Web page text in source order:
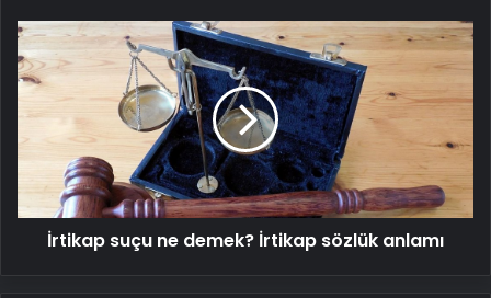
İrtikap
suçu
ne
demek?
İrtikap
sözlük
İrtikap suçu ne demek? İrtikap sözlük anlamı